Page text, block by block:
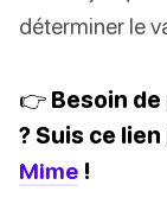
déterminer le
👉 Besoin
? Suis ce
Mime !